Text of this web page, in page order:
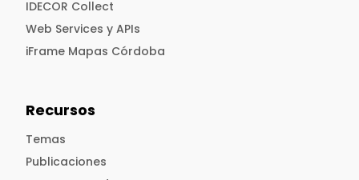
IDECOR Collect
Web Services y APIs
iFrame Mapas Córdoba
Recursos
Temas
Publicaciones